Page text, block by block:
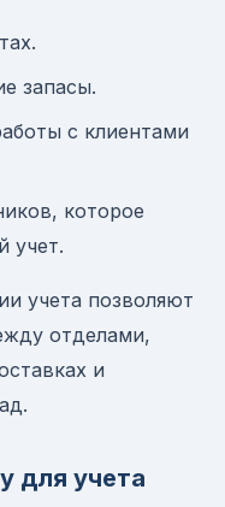
запасы.
с клиентами
которое
учет.
учета позволяют
отделами,
и
для учета